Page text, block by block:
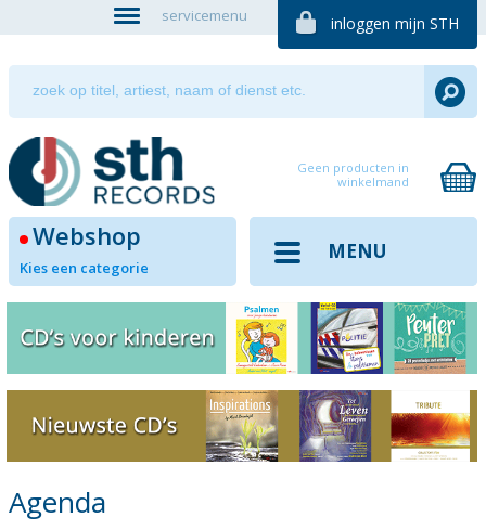
servicemenu inloggen mijn STH
Geen producten in
winkelmand
Webshop
Kies een categorie
MENU
Agenda